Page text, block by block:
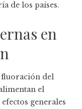
de los países.
en
fluoración del
el
generales